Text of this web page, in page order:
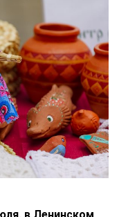
в Ленинском